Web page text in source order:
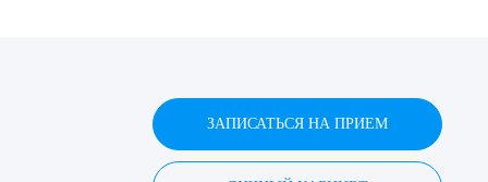
ЗАПИСАТЬСЯ НА ПРИЕМ